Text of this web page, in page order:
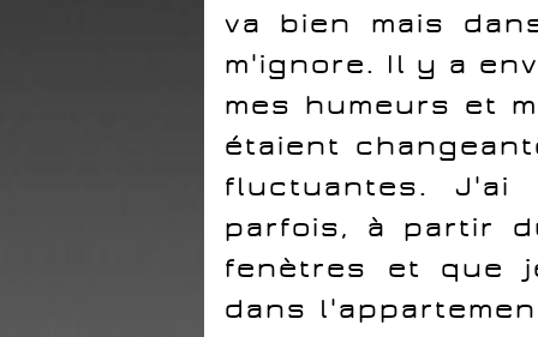
va bien mais
m'ignore. Il y a
mes humeurs et
étaient
fluctuantes. J'ai
parfois, à partir
fenètres et que
dans